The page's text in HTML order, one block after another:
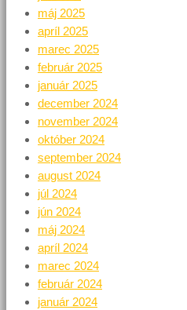
máj 2025
apríl 2025
marec 2025
február 2025
január 2025
december 2024
november 2024
október 2024
september 2024
august 2024
júl 2024
jún 2024
máj 2024
apríl 2024
marec 2024
február 2024
január 2024